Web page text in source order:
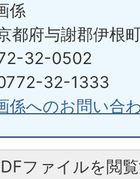
係
府与謝郡伊根
32-0502
32-1333
係へのお問い合
ファイルを閲